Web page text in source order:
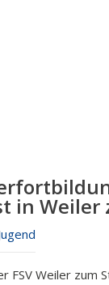
in Weiler
FSV Weiler zum